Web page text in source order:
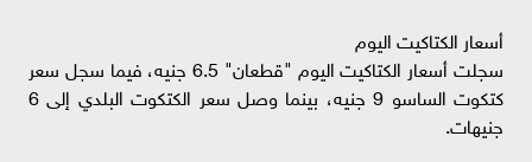
أسعار الكتاكيت اليوم
سجلت أسعار الكتاكيت اليوم "قطعان" 6.5 جنيه، فيما سجل سعر
كتكوت الساسو 9 جنيه، بينما وصل سعر الكتكوت البلدي إلى 6
جنيهات.